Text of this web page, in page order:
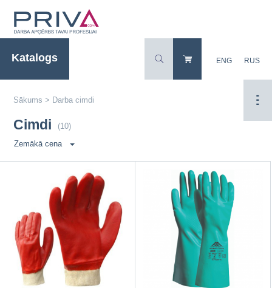
Katalogs ENG RUS
Sākums > Darba cimdi
Cimdi
(10)
Zemākā cena